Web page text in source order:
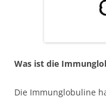
Was ist die
Die Immunglobuline